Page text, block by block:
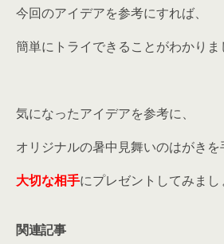
今回のアイデアを参考にすれば、
簡単にトライできることがわかりま
気になったアイデアを参考に、
オリジナルの暑中見舞いのはがきを
大切な相手にプレゼントしてみまし
関連記事